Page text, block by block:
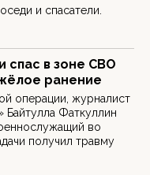
и спасатели.
спас в зоне СВО
ранение
операции, журналист
Фаткуллин
во
получил травму